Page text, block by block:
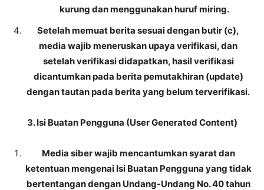
kurung dan menggunakan huruf miring.
Setelah memuat berita sesuai dengan butir (c),
media wajib meneruskan upaya verifikasi, dan
setelah verifikasi didapatkan, hasil verifikasi
dicantumkan pada berita pemutakhiran (update)
dengan tautan pada berita yang belum terverifikasi.
3. Isi Buatan Pengguna (User Generated Content)
Media siber wajib mencantumkan syarat dan
ketentuan mengenai Isi Buatan Pengguna yang tidak
bertentangan dengan Undang-Undang No. 40 tahun